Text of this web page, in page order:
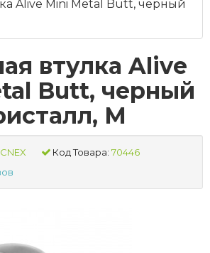
Alive Mini Metal Butt, черный
втулка Alive
Butt, черный
M
CNEX Код Товара: 70446